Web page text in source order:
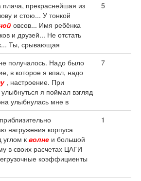
прекраснейшая из
и стою... У тонкой
овсов... Имя ребёнка
и друзей... Не отстать
Ты, срывающая
5
получалось. Надо было
в которое я впал, надо
, настроение. При
я поймал взгляд
улыбнулась мне в
7
нагружения корпуса
углом к волне и большой
в своих расчетах ЦАГИ
коэффициенты
1